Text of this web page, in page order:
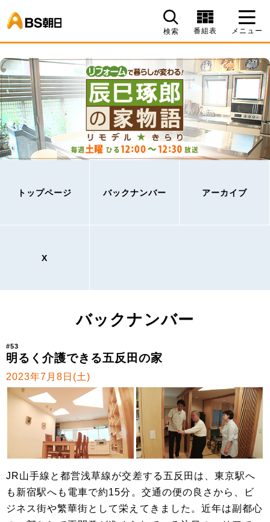
検索 番組表 メニュー
トップページ バックナンバー アーカイブ
X
バックナンバー
#53
明るく介護できる五反田の家
2023年7月8日(土)
JR山手線と都営浅草線が交差する五反田は、東京駅へ
も新宿駅へも電車で約15分。交通の便の良さから、ビ
ジネス街や繁華街として栄えてきました。近年は副都心